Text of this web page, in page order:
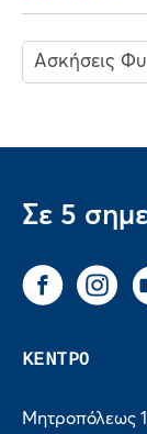
Ασκήσεις
Σε 5
Facebook
ΚΕΝΤΡΟ
Μητροπόλεως